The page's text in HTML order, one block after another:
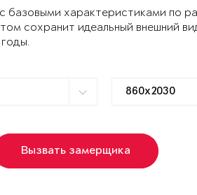
базовыми характеристиками по
сохранит идеальный внешний
Вызвать замерщика